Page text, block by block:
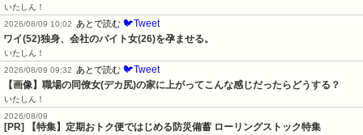
いたしん！
2026/08/09 10:02 あとで読む 🐦Tweet
ワイ(52)独身、会社のバイト女(26)を孕ませる。
いたしん！
2026/08/09 09:32 あとで読む 🐦Tweet
【画像】職場の同僚女(デカ尻)の家に上がってこんな感じだったらどうする？
いたしん！
2026/08/09
[PR] 【特集】定期おトク便ではじめる防災備蓄 ローリングストック特集